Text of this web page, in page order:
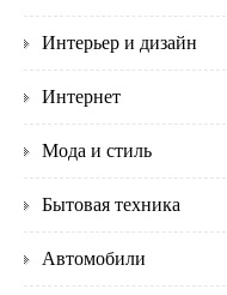
Интерьер и дизайн
Интернет
Мода и стиль
Бытовая техника
Автомобили